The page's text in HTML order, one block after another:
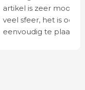
artikel is zeer mooi
veel sfeer, het is ook
eenvoudig te